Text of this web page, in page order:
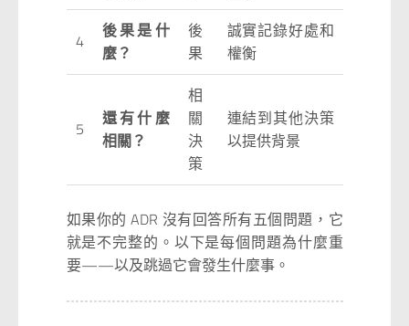
4
後果是什
麼？
後
果
誠實記錄好處和
權衡
5
還有什麼
相關？
相
關
決
策
連結到其他決策
以提供背景
如果你的 ADR 沒有回答所有五個問題，它
就是不完整的。以下是每個問題為什麼重
要——以及跳過它會發生什麼事。